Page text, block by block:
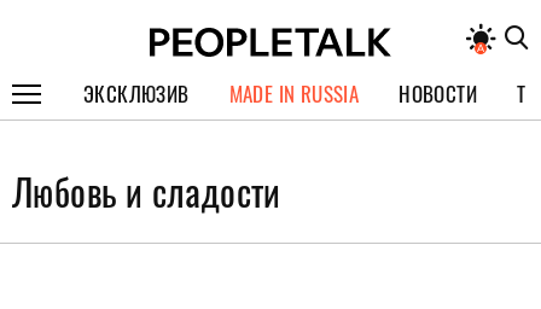
ЭКСКЛЮЗИВ
СПЕЦПРОЕКТЫ
ИНТЕРВЬЮ
MADE IN RUSSIA НОВОСТИ
Любовь и сладости